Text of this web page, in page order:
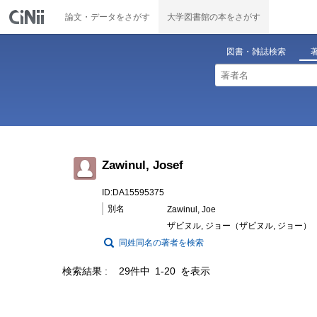
論文・データをさがす 大学図書館の本をさがす
図書・雑誌検索
Zawinul, Josef
ID:DA15595375
別名
Zawinul, Joe
ザビヌル, ジョー（ザビヌル, ジョー）
同姓同名の著者を検索
検索結果 29件中 1-20 を表示